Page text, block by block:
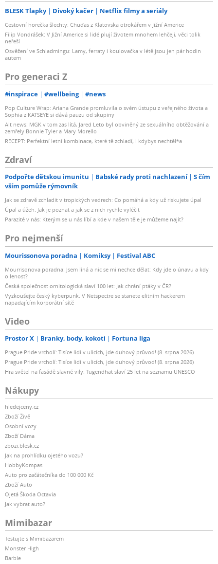
BLESK Tlapky Divoký kačer Netflix filmy a seriály
Cestovní horečka šlechty: Chuďas z Klatovska otrokářem v Jižní Americe
Filip Vondrášek: V Jižní Americe si lidé plují životem mnohem lehčeji, věci tolik
neřeší
Osvěžení ve Schladmingu: Lamy, ferraty i koulovačka v létě jsou jen pár hodin
autem
Pro generaci Z
#inspirace #wellbeing #news
Pop Culture Wrap: Ariana Grande promluvila o svém ústupu z veřejného života a
Sophia z KATSEYE si dává pauzu od skupiny
Alt news: MGK v tom zas lítá, Jared Leto byl obviněný ze sexuálního obtěžování a
zemřely Bonnie Tyler a Mary Morello
RECEPT: Perfektní letní kombinace, které tě zchladí, i kdybys nechtěl*a
Zdraví
Podpořte dětskou imunitu Babské rady proti nachlazení
S čím
vším pomůže rýmovník
Jak se zdravě zchladit v tropických vedrech: Co pomáhá a kdy už riskujete úpal
Úpal a úžeh: Jak je poznat a jak se z nich rychle vyléčit
Parazité v nás: Kterým se u nás líbí a kde v našem těle je můžeme najít?
Pro nejmenší
Mourissonova poradna Komiksy Festival ABC
Mourrisonova poradna: Jsem líná a nic se mi nechce dělat: Kdy jde o únavu a kdy
o lenost?
Česká společnost ornitologická slaví 100 let: Jak chrání ptáky v ČR?
Vyzkoušejte český kyberpunk. V Netspectre se stanete elitním hackerem
napadajícím korporátní sítě
Video
Prostor X Branky, body, kokoti Fortuna liga
Prague Pride vrcholí: Tisíce lidí v ulicích, jde duhový průvod! (8. srpna 2026)
Prague Pride vrcholí: Tisíce lidí v ulicích, jde duhový průvod! (8. srpna 2026)
Hra světel na fasádě slavné vily: Tugendhat slaví 25 let na seznamu UNESCO
Nákupy
hledejceny.cz
Zboží Živě
Osobní vozy
Zboží Dáma
zbozi.blesk.cz
Jak na prohlídku ojetého vozu?
HobbyKompas
Auto pro začátečníka do 100 000 Kč
Zboží Auto
Ojetá Škoda Octavia
Jak vybrat auto?
Mimibazar
Testujte s Mimibazarem
Monster High
Barbie